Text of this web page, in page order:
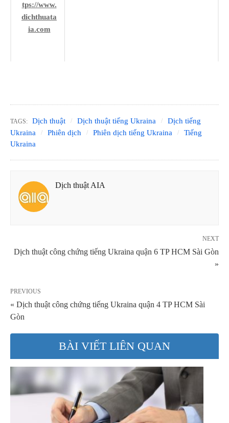
tps://www.
dichthuata
ia.com
TAGS: Dịch thuật Dịch thuật tiếng Ukraina
Dịch tiếng
Ukraina
Phiên dịch Phiên dịch tiếng Ukraina
Tiếng
Ukraina
Dịch thuật AIA
NEXT
Dịch thuật công chứng tiếng Ukraina quận 6 TP HCM Sài Gòn
»
PREVIOUS
« Dịch thuật công chứng tiếng Ukraina quận 4 TP HCM Sài
Gòn
BÀI VIẾT LIÊN QUAN